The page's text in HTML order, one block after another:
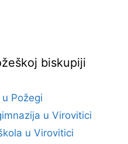
biskupiji
Požegi
u Virovitici
u Virovitici